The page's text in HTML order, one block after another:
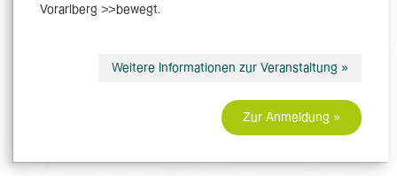
Vorarlberg >>bewegt.
Weitere Informationen zur Veranstaltung »
Zur Anmeldung »